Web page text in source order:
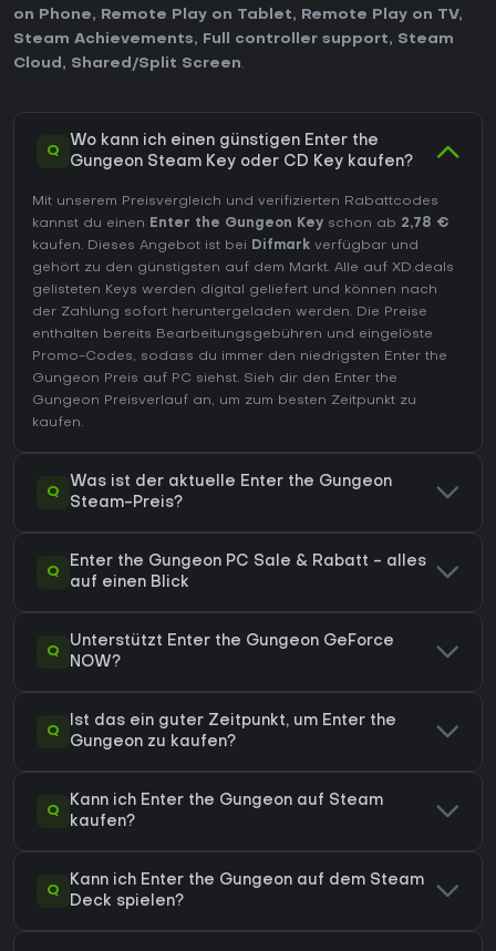
on Phone, Remote Play on Tablet, Remote Play on TV,
Steam Achievements, Full controller support, Steam
Cloud , Shared/Split Screen.
Q
Wo kann ich einen günstigen Enter the
Gungeon Steam Key oder CD Key kaufen?
Mit unserem Preisvergleich und verifizierten Rabattcodes
kannst du einen Enter the Gungeon Key schon ab 2,78 €
kaufen. Dieses Angebot ist bei Difmark verfügbar und
gehört zu den günstigsten auf dem Markt. Alle auf XD.deals
gelisteten Keys werden digital geliefert und können nach
der Zahlung sofort heruntergeladen werden. Die Preise
enthalten bereits Bearbeitungsgebühren und eingelöste
Promo-Codes, sodass du immer den niedrigsten Enter the
Gungeon Preis auf PC siehst. Sieh dir den Enter the
Gungeon Preisverlauf an, um zum besten Zeitpunkt zu
kaufen.
Q
Was ist der aktuelle Enter the Gungeon
Steam-Preis?
Q
Enter the Gungeon PC Sale & Rabatt - alles
auf einen Blick
Q
Unterstützt Enter the Gungeon GeForce
NOW?
Q
Ist das ein guter Zeitpunkt, um Enter the
Gungeon zu kaufen?
Q
Kann ich Enter the Gungeon auf Steam
kaufen?
Q
Kann ich Enter the Gungeon auf dem Steam
Deck spielen?